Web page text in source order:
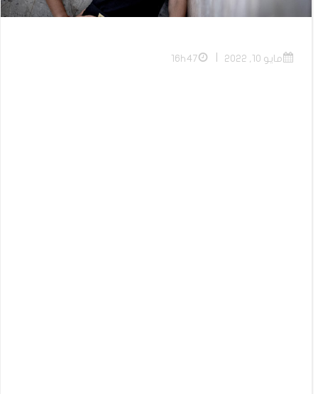
مايو 10, 2022 16h47